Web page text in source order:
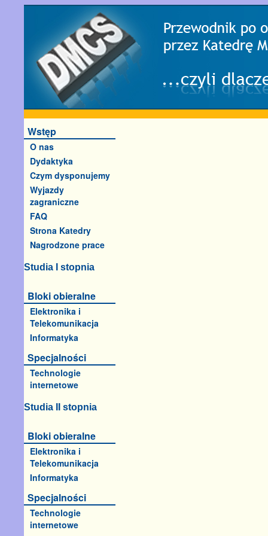
Wstęp
O nas
Dydaktyka
Czym dysponujemy
Wyjazdy
zagraniczne
FAQ
Strona Katedry
Nagrodzone prace
Studia I stopnia
Bloki obieralne
Elektronika i
Telekomunikacja
Informatyka
Specjalności
Technologie
internetowe
Studia II stopnia
Bloki obieralne
Elektronika i
Telekomunikacja
Informatyka
Specjalności
Technologie
internetowe